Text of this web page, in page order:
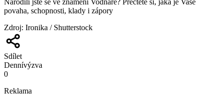
povaha, schopnosti, klady i zápory
Zdroj: Ironika / Shutterstock
Sdílet
Dennívýzva
0
Reklama